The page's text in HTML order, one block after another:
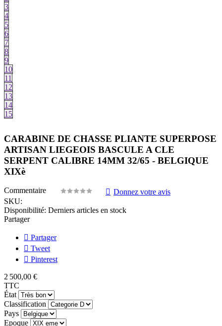
3
4
5
6
7
8
9
10
11
12
13
14
15
CARABINE DE CHASSE PLIANTE SUPERPOSE
ARTISAN LIEGEOIS BASCULE A CLE
SERPENT CALIBRE 14MM 32/65 - BELGIQUE
XIXè
Commentaire
Donnez votre avis
SKU:
Disponibilité: Derniers articles en stock
Partager
Partager
Tweet
Pinterest
2 500,00 €
TTC
État
Classification
Pays
Epoque